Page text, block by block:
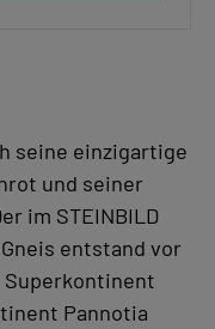
seine einzigartige
und seiner
im STEINBILD
entstand vor
Superkontinent
Pannotia